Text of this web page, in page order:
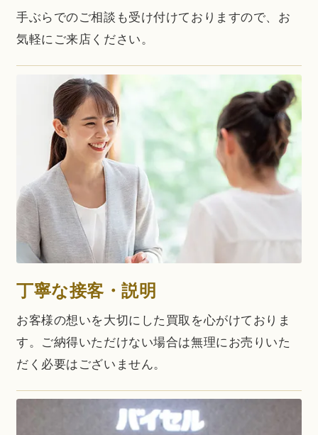
手ぶらでのご相談も受け付けておりますので、お
気軽にご来店ください。
丁寧な接客・説明
お客様の想いを大切にした買取を心がけておりま
す。ご納得いただけない場合は無理にお売りいた
だく必要はございません。